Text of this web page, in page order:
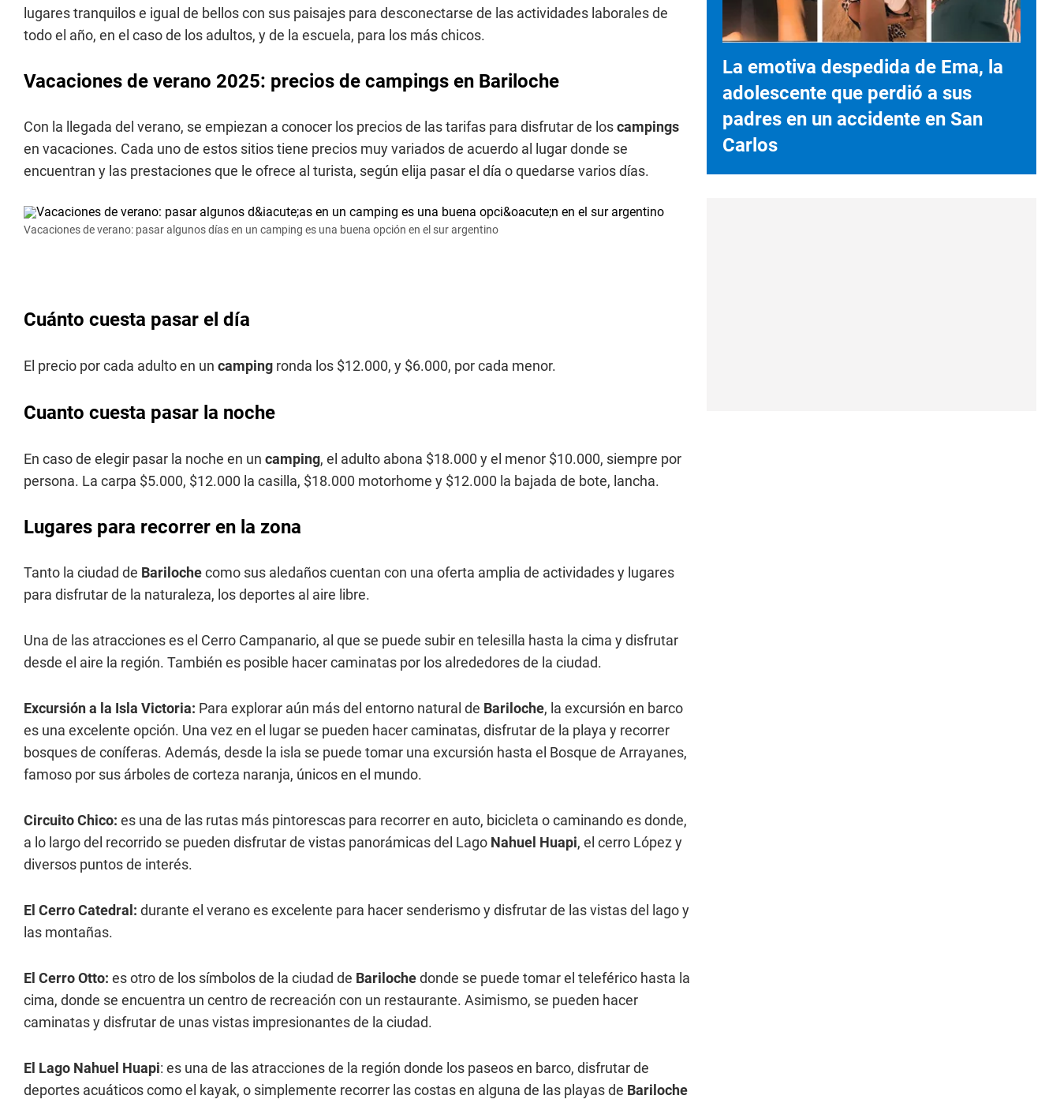
lugares tranquilos e igual de bellos con sus paisajes para desconectarse de las actividades laborales de
todo el año, en el caso de los adultos, y de la escuela, para los más chicos.
Vacaciones de verano 2025: precios de campings en Bariloche
Con la llegada del verano, se empiezan a conocer los precios de las tarifas para disfrutar de loscampings
en vacaciones. Cada uno de estos sitios tiene precios muy variados de acuerdo al lugar donde se
encuentran y las prestaciones que le ofrece al turista, según elija pasar el día o quedarse varios días.
Vacaciones de verano: pasar algunos días en un camping es una buena opción en el sur argentino
Cuánto cuesta pasar el día
El precio por cada adulto en un camping ronda los $12.000, y $6.000, por cada menor.
Cuanto cuesta pasar la noche
En caso de elegir pasar la noche en un camping, el adulto abona $18.000 y el menor $10.000, siempre por
persona. La carpa $5.000, $12.000 la casilla, $18.000 motorhome y $12.000 la bajada de bote, lancha.
Lugares para recorrer en la zona
Tanto la ciudad de Barilochecomo sus aledaños cuentan con una oferta amplia de actividades y lugares
para disfrutar de la naturaleza, los deportes al aire libre.
Una de las atracciones es el Cerro Campanario, al que se puede subir en telesilla hasta la cima y disfrutar
desde el aire la región. También es posible hacer caminatas por los alrededores de la ciudad.
Excursión a la Isla Victoria: Para explorar aún más del entorno natural de Bariloche, la excursión en barco
es una excelente opción. Una vez en el lugar se pueden hacer caminatas, disfrutar de la playa y recorrer
bosques de coníferas. Además, desde la isla se puede tomar una excursión hasta el Bosque de Arrayanes,
famoso por sus árboles de corteza naranja, únicos en el mundo.
Circuito Chico: es una de las rutas más pintorescas para recorrer en auto, bicicleta o caminando es donde,
a lo largo del recorrido se pueden disfrutar de vistas panorámicas del Lago Nahuel Huapi, el cerro López y
diversos puntos de interés.
El Cerro Catedral: durante el verano es excelente para hacer senderismo y disfrutar de las vistas del lago y
las montañas.
El Cerro Otto: es otro de los símbolos de la ciudad de Barilochedonde se puede tomar el teleférico hasta la
cima, donde se encuentra un centro de recreación con un restaurante. Asimismo, se pueden hacer
caminatas y disfrutar de unas vistas impresionantes de la ciudad.
El Lago Nahuel Huapi: es una de las atracciones de la región donde los paseos en barco, disfrutar de
deportes acuáticos como el kayak, o simplemente recorrer las costas en alguna de las playas de Bariloche
La emotiva despedida de Ema, la
adolescente que perdió a sus
padres en un accidente en San
Carlos